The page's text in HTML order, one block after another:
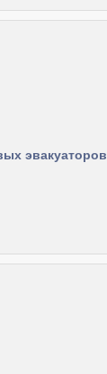
эвакуаторов